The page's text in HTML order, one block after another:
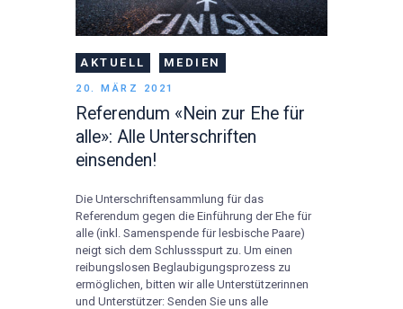
AKTUELL MEDIEN
20. MÄRZ 2021
Referendum «Nein zur Ehe für
alle»: Alle Unterschriften
einsenden!
Die Unterschriftensammlung für das
Referendum gegen die Einführung der Ehe für
alle (inkl. Samenspende für lesbische Paare)
neigt sich dem Schlussspurt zu. Um einen
reibungslosen Beglaubigungsprozess zu
ermöglichen, bitten wir alle Unterstützerinnen
und Unterstützer: Senden Sie uns alle